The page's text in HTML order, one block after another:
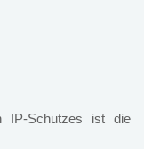
IP-Schutzes ist die